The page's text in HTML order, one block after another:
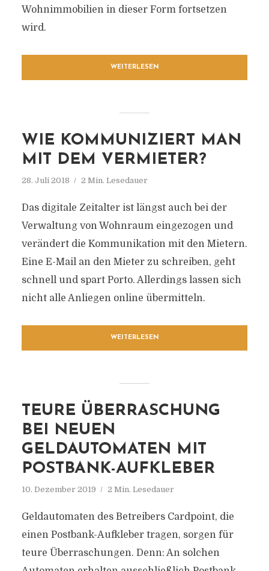
Wohnimmobilien in dieser Form fortsetzen
wird.
WEITERLESEN
WIE KOMMUNIZIERT MAN
MIT DEM VERMIETER?
28. Juli 2018 2 Min. Lesedauer
Das digitale Zeitalter ist längst auch bei der
Verwaltung von Wohnraum eingezogen und
verändert die Kommunikation mit den Mietern.
Eine E-Mail an den Mieter zu schreiben, geht
schnell und spart Porto. Allerdings lassen sich
nicht alle Anliegen online übermitteln.
WEITERLESEN
TEURE ÜBERRASCHUNG
BEI NEUEN
GELDAUTOMATEN MIT
POSTBANK-AUFKLEBER
10. Dezember 2019 2 Min. Lesedauer
Geldautomaten des Betreibers Cardpoint, die
einen Postbank-Aufkleber tragen, sorgen für
teure Überraschungen. Denn: An solchen